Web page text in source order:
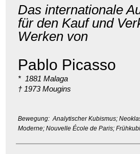
Das internationale
für den Kauf und
Werken von
Pablo Picasso
* 1881 Malaga
† 1973 Mougins
Bewegung: Analytischer Kubismus;
Moderne; Nouvelle École de Paris;